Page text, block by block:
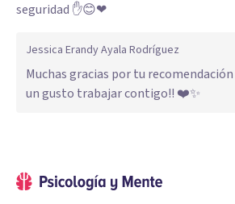
seguridad ✋😊❤
Jessica Erandy Ayala Rodríguez
Muchas gracias por tu
un gusto trabajar contigo!! ❤️✨